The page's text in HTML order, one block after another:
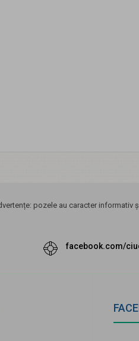
pozele au caracter informativ
facebook.com/